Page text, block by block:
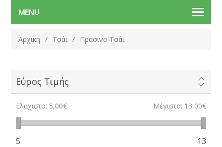
MENU
Αρχικη / Τσάι / Πράσινο Τσάι
Εύρος Τιμής
Ελάχιστο: 5,00€ Μέγιστο: 13,00€
5 13